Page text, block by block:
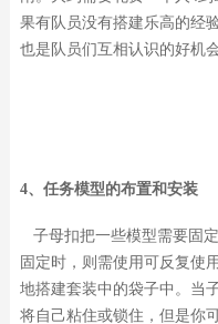
果有队员没有搭建乐高的经
也是队员们互相认识的好机会
4、任务模型的布置和安装
子母扣把一些模型需要固
固定时，则需使用可反复使
地搭建套装中的袋子中。当
将自己粘住或锁住，但是你